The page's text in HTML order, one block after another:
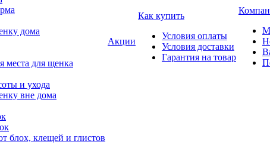
дома
места для щенка
и ухода
вне дома
блох, клещей и глистов
Акции
Как купить
Условия оплаты
Условия доставки
Гарантия на товар